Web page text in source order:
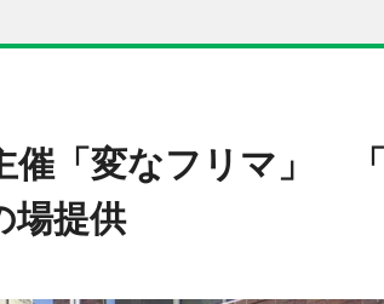
催「変なフリマ」
場提供